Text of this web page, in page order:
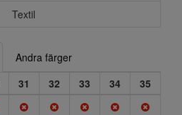
Textil
Andra färger
31 32 33 34
35